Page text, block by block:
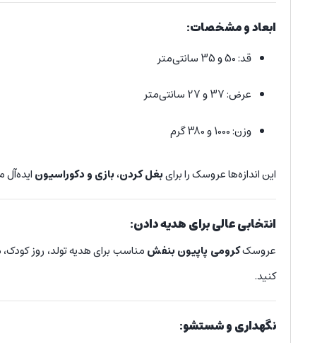
ابعاد و مشخصات:
قد: 50 و 35 سانتی‌متر
عرض: 37 و 27 سانتی‌متر
وزن: 1000 و 380 گرم
این اندازه‌ها عروسک را برایبغل کردن، بازی و دکوراسیون
انتخابی عالی برای هدیه دادن:
عروسککرومی پاپیون بنفش مناسب برای هدیه تولد، روز
کنید.
نگهداری و شستشو: